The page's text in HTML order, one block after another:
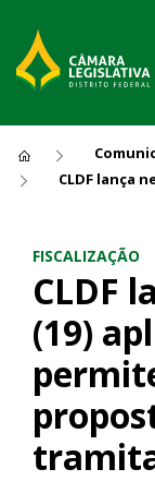
FISCALIZAÇÃO
CLDF
(19)